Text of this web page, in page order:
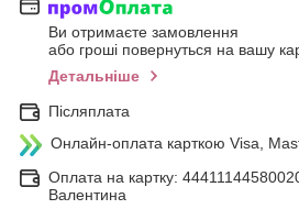
Ви отримаєте замовлення
або гроші повернуться на вашу
Детальніше
Післяплата
Онлайн-оплата карткою Visa,
Оплата на картку:
Валентина